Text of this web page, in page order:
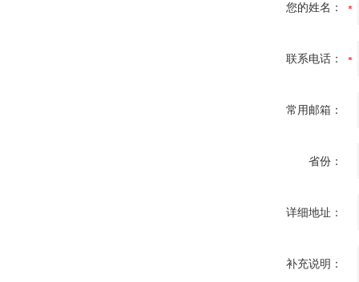
您的姓名：
联系电话：
常用邮箱：
省份：
详细地址：
补充说明：